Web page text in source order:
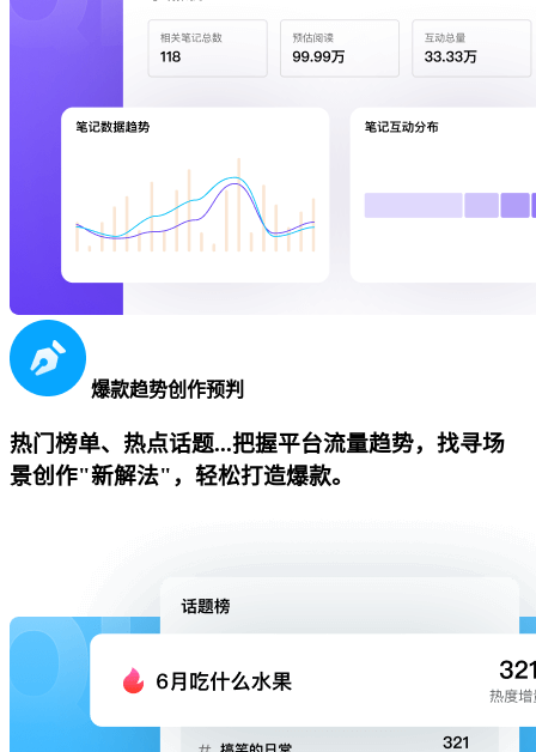
爆款趋势创作预判
热门榜单、热点话题...把握平台流量趋势，找寻场
景创作"新解法"，轻松打造爆款。